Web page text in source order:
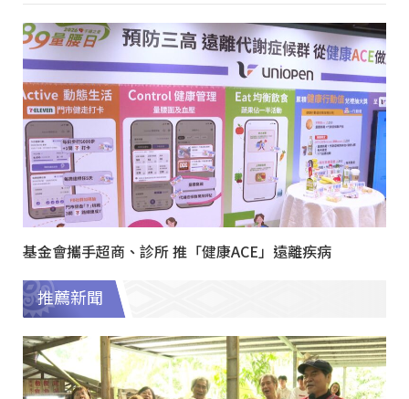
基金會攜手超商、診所 推「健康ACE」遠離疾病
推薦新聞